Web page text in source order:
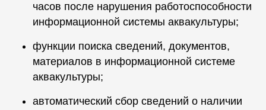
часов после нарушения работоспособности
информационной системы аквакультуры;
функции поиска сведений, документов,
материалов в информационной системе
аквакультуры;
автоматический сбор сведений о наличии